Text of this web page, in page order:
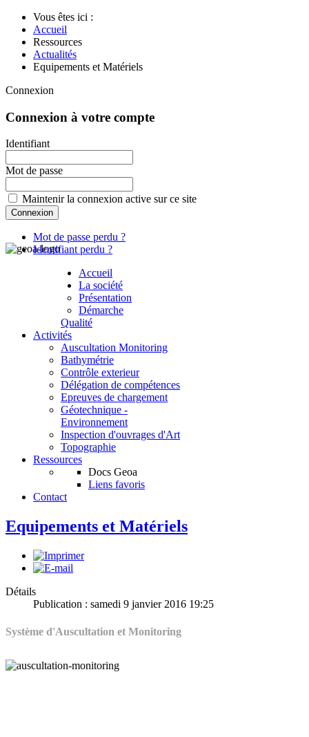
Vous êtes ici :
Accueil
Ressources
Actualités
Equipements et Matériels
Connexion
Connexion à votre compte
Identifiant
Mot de passe
Maintenir la connexion active sur ce site
Mot de passe perdu ?
Identifiant perdu ?
Accueil
La société
Présentation
Démarche
Qualité
Activités
Auscultation Monitoring
Bathymétrie
Contrôle exterieur
Délégation de compétences
Epreuves de chargement
Géotechnique -
Environnement
Inspection d'ouvrages d'Art
Topographie
Ressources
Docs Geoa
Liens favoris
Contact
Equipements et Matériels
Détails
Publication : samedi 9 janvier 2016 19:25
Système d'Auscultation et Monitoring